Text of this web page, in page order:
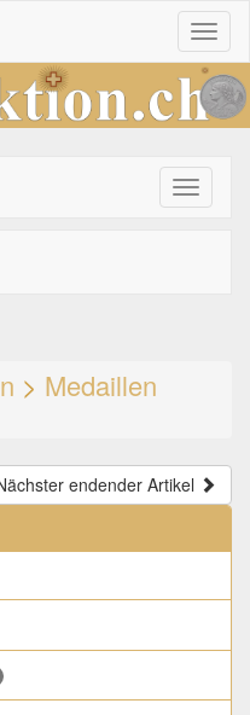
Toggle
primary
> Medaillen
endender Artikel